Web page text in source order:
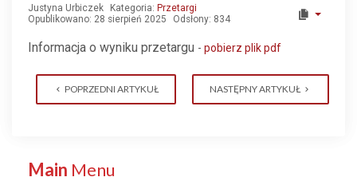
Justyna Urbiczek Kategoria: Przetargi
Opublikowano: 28 sierpień 2025
Odsłony: 834
Informacja o wyniku przetargu - pobierz plik pdf
POPRZEDNI ARTYKUŁ NASTĘPNY ARTYKUŁ
Main Menu